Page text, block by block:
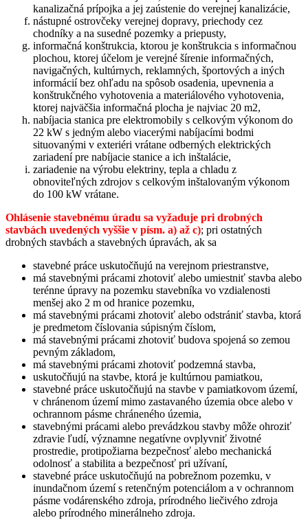
kanalizačná prípojka a jej zaústenie do verejnej kanalizácie,
nástupné ostrovčeky verejnej dopravy, priechody cez
chodníky a na susedné pozemky a priepusty,
informačná konštrukcia, ktorou je konštrukcia s informačnou
plochou, ktorej účelom je verejné šírenie informačných,
navigačných, kultúrnych, reklamných, športových a iných
informácií bez ohľadu na spôsob osadenia, upevnenia a
konštrukčného vyhotovenia a materiálového vyhotovenia,
ktorej najväčšia informačná plocha je najviac 20 m2,
nabíjacia stanica pre elektromobily s celkovým výkonom do
22 kW s jedným alebo viacerými nabíjacími bodmi
situovanými v exteriéri vrátane odberných elektrických
zariadení pre nabíjacie stanice a ich inštalácie,
zariadenie na výrobu elektriny, tepla a chladu z
obnoviteľných zdrojov s celkovým inštalovaným výkonom
do 100 kW vrátane.
Ohlásenie stavebnému úradu sa vyžaduje pri drobných
stavbách uvedených vyššie v písm. a) až c); pri ostatných
drobných stavbách a stavebných úpravách, ak sa
stavebné práce uskutočňujú na verejnom priestranstve,
má stavebnými prácami zhotoviť alebo umiestniť stavba alebo
terénne úpravy na pozemku stavebníka vo vzdialenosti
menšej ako 2 m od hranice pozemku,
má stavebnými prácami zhotoviť alebo odstrániť stavba, ktorá
je predmetom číslovania súpisným číslom,
má stavebnými prácami zhotoviť budova spojená so zemou
pevným základom,
má stavebnými prácami zhotoviť podzemná stavba,
uskutočňujú na stavbe, ktorá je kultúrnou pamiatkou,
stavebné práce uskutočňujú na stavbe v pamiatkovom území,
v chránenom území mimo zastavaného územia obce alebo v
ochrannom pásme chráneného územia,
stavebnými prácami alebo prevádzkou stavby môže ohroziť
zdravie ľudí, významne negatívne ovplyvniť životné
prostredie, protipožiarna bezpečnosť alebo mechanická
odolnosť a stabilita a bezpečnosť pri užívaní,
stavebné práce uskutočňujú na pobrežnom pozemku, v
inundačnom území s retenčným potenciálom a v ochrannom
pásme vodárenského zdroja, prírodného liečivého zdroja
alebo prírodného minerálneho zdroja.